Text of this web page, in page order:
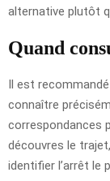
alternative plutôt
Quand
Il est
connaître
correspondances
découvres le
identifier l’arrêt le